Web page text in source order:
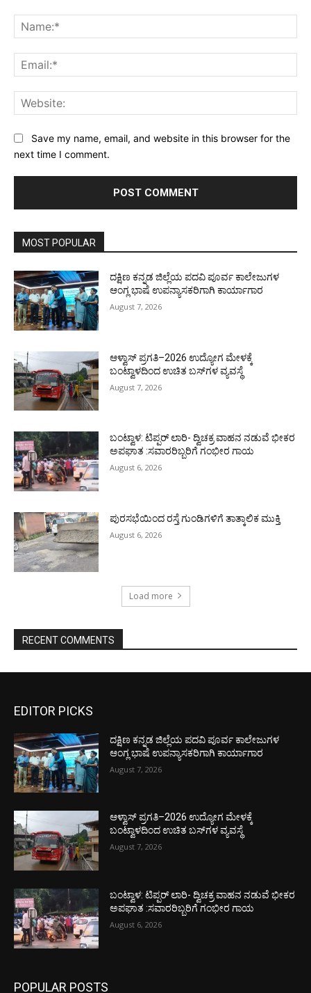
Save my name, email, and website in this browser for the
next time I comment.
MOST POPULAR
ದಕ್ಷಿಣ ಕನ್ನಡ ಜಿಲ್ಲೆಯ ಪದವಿ ಪೂರ್ವ ಕಾಲೇಜುಗಳ
ಆಂಗ್ಲ ಭಾಷೆ ಉಪನ್ಯಾಸಕರಿಗಾಗಿ ಕಾರ್ಯಾಗಾರ
August 7, 2026
ಆಳ್ವಾಸ್ ಪ್ರಗತಿ–2026 ಉದ್ಯೋಗ ಮೇಳಕ್ಕೆ
ಬಂಟ್ವಾಳದಿಂದ ಉಚಿತ ಬಸ್‌ಗಳ ವ್ಯವಸ್ಥೆ
August 7, 2026
ಬಂಟ್ವಾಳ: ಟಿಪ್ಪರ್ ಲಾರಿ- ದ್ವಿಚಕ್ರ ವಾಹನ ನಡುವೆ ಭೀಕರ
ಅಪಘಾತ :ಸವಾರರಿಬ್ಬರಿಗೆ ಗಂಭೀರ ಗಾಯ
August 6, 2026
ಪುರಸಭೆಯಿಂದ ರಸ್ತೆ ಗುಂಡಿಗಳಿಗೆ ತಾತ್ಕಾಲಿಕ ಮುಕ್ತಿ
August 6, 2026
Load more
RECENT COMMENTS
EDITOR PICKS
ದಕ್ಷಿಣ ಕನ್ನಡ ಜಿಲ್ಲೆಯ ಪದವಿ ಪೂರ್ವ ಕಾಲೇಜುಗಳ
ಆಂಗ್ಲ ಭಾಷೆ ಉಪನ್ಯಾಸಕರಿಗಾಗಿ ಕಾರ್ಯಾಗಾರ
August 7, 2026
ಆಳ್ವಾಸ್ ಪ್ರಗತಿ–2026 ಉದ್ಯೋಗ ಮೇಳಕ್ಕೆ
ಬಂಟ್ವಾಳದಿಂದ ಉಚಿತ ಬಸ್‌ಗಳ ವ್ಯವಸ್ಥೆ
August 7, 2026
ಬಂಟ್ವಾಳ: ಟಿಪ್ಪರ್ ಲಾರಿ- ದ್ವಿಚಕ್ರ ವಾಹನ ನಡುವೆ ಭೀಕರ
ಅಪಘಾತ :ಸವಾರರಿಬ್ಬರಿಗೆ ಗಂಭೀರ ಗಾಯ
August 6, 2026
POPULAR POSTS